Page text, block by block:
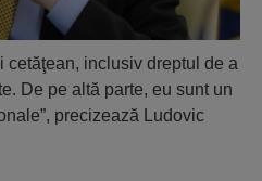
cetăţean, inclusiv dreptul de a
De pe altă parte, eu sunt un
precizează Ludovic